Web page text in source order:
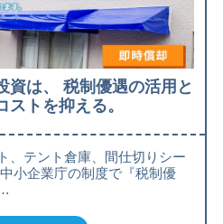
資は、 税制優遇の活用と
トを抑える。
、テント倉庫、間仕切りシー
小企業庁の制度で『税制優